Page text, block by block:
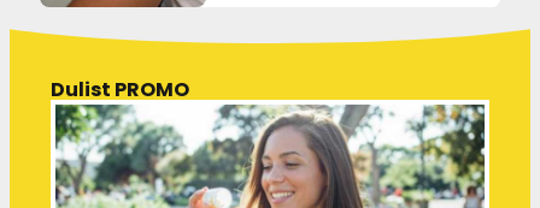
Dulist PROMO